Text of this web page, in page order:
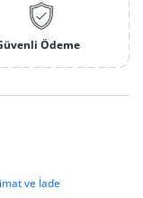
Ödeme
ve İade